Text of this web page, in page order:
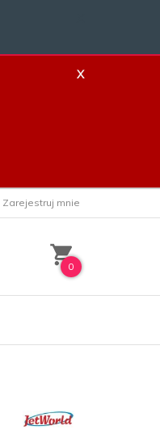
X
Zarejestruj mnie
0